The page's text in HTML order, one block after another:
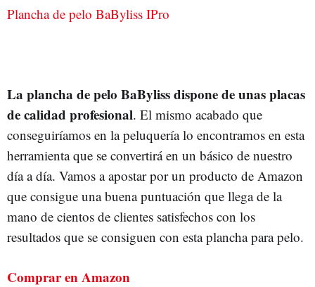
Plancha de pelo BaByliss IPro
La plancha de pelo BaByliss dispone de unas placas
de calidad profesional. El mismo acabado que
conseguiríamos en la peluquería lo encontramos en esta
herramienta que se convertirá en un básico de nuestro
día a día. Vamos a apostar por un producto de Amazon
que consigue una buena puntuación que llega de la
mano de cientos de clientes satisfechos con los
resultados que se consiguen con esta plancha para pelo.
Comprar en Amazon